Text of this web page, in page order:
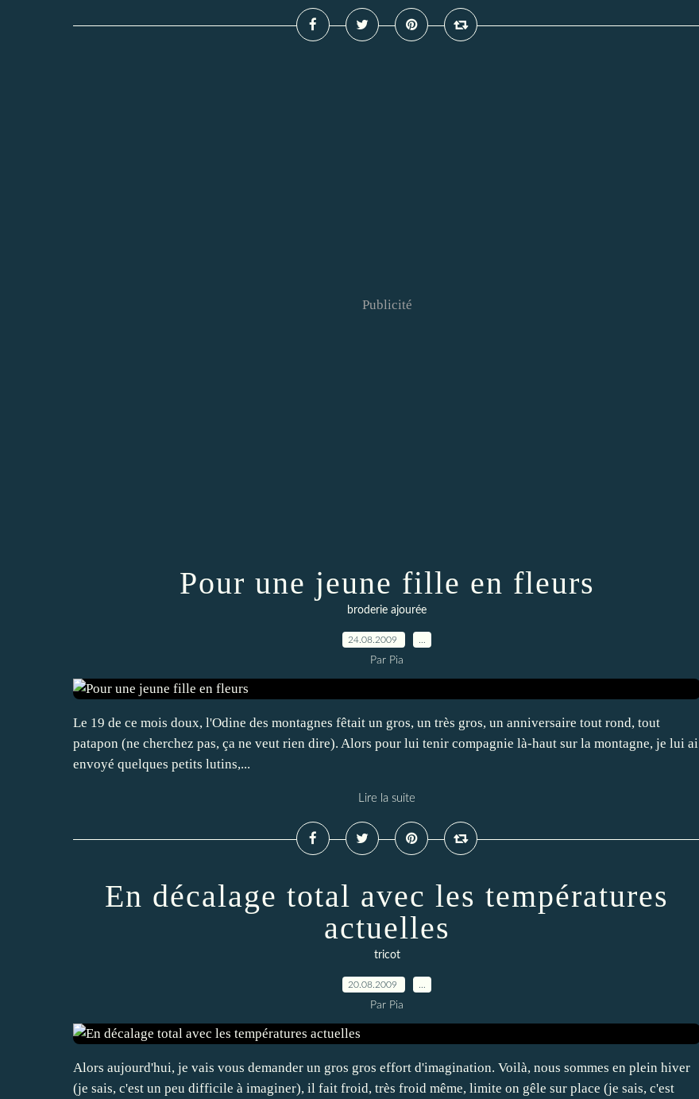
Publicité
Pour une jeune fille en fleurs
broderie ajourée
24.08.2009
Par Pia
Le 19 de ce mois doux, l'Odine des montagnes fêtait un gros, un très gros, un anniversaire tout rond, tout
patapon (ne cherchez pas, ça ne veut rien dire). Alors pour lui tenir compagnie là-haut sur la montagne, je lui ai
envoyé quelques petits lutins,...
Lire la suite
En décalage total avec les températures
actuelles
tricot
20.08.2009
Par Pia
Alors aujourd'hui, je vais vous demander un gros gros effort d'imagination. Voilà, nous sommes en plein hiver
(je sais, c'est un peu difficile à imaginer), il fait froid, très froid même, limite on gêle sur place (je sais, c'est